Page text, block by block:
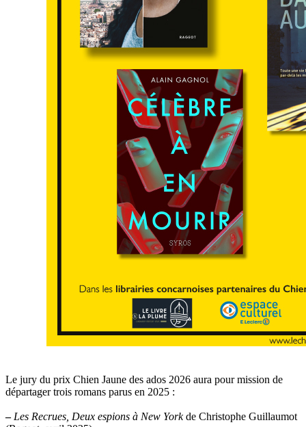
Le jury du prix Chien Jaune des ados 2026 aura pour mission de
départager trois romans parus en 2025 :
– Les Recrues, Deux espions à New Yorkde Christophe Guillaumot